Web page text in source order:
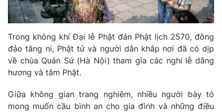
THỜI BÁO VTV
Theo dõi báo trên
Cơ quan chủ quản:
Đài Truyền hình Việt Nam
Giấy phép hoạt động báo in và báo điện tử số 483/GP-BTTTT
cấp ngày 29/12/2023
Trong không khí Đại lễ Phật đản Phật lịch 2570, đông
đảo tăng ni, Phật tử và người dân khắp nơi đã có dịp
về chùa Quán Sứ (Hà Nội) tham gia các nghi lễ dâng
hương và tắm Phật.
Giữa không gian trang nghiêm, nhiều người bày tỏ
mong muốn cầu bình an cho gia đình và những điều